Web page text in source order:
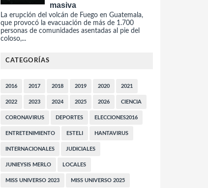
masiva
La erupción del volcán de Fuego en Guatemala,
que provocó la evacuación de más de 1.700
personas de comunidades asentadas al pie del
coloso,...
CATEGORÍAS
2016 2017 2018 2019 2020 2021
2022 2023 2024 2025 2026 CIENCIA
CORONAVIRUS DEPORTES ELECCIONES2016
ENTRETENIMIENTO ESTELI HANTAVIRUS
INTERNACIONALES JUDICIALES
JUNIEYSIS MERLO LOCALES
MISS UNIVERSO 2023 MISS UNIVERSO 2025